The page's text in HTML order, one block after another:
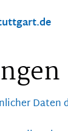
Daten